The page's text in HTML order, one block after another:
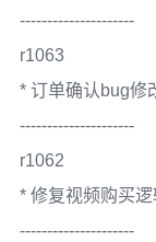
---------------------
r1063
* 订单确认bug修
---------------------
r1062
* 修复视频购买
---------------------